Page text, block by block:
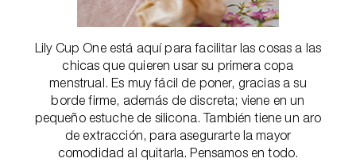
Lily Cup One está aquí para facilitar las cosas a las
chicas que quieren usar su primera copa
menstrual. Es muy fácil de poner, gracias a su
borde firme, además de discreta; viene en un
pequeño estuche de silicona. También tiene un aro
de extracción, para asegurarte la mayor
comodidad al quitarla. Pensamos en todo.